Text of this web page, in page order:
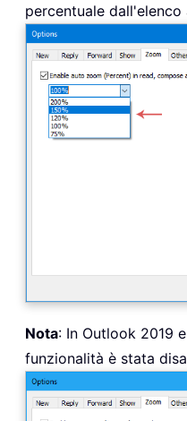
percentuale dall'elenco
Nota: In Outlook 2019
funzionalità è stata